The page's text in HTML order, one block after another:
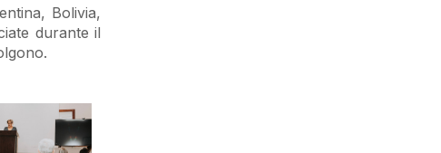
Bolivia,
durante il